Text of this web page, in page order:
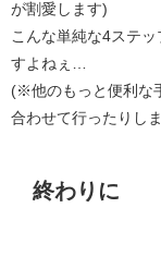
が割愛します)
こんな単純な4ステ
すよねぇ…
(※他のもっと便利な
合わせて行ったりしま
終わりに